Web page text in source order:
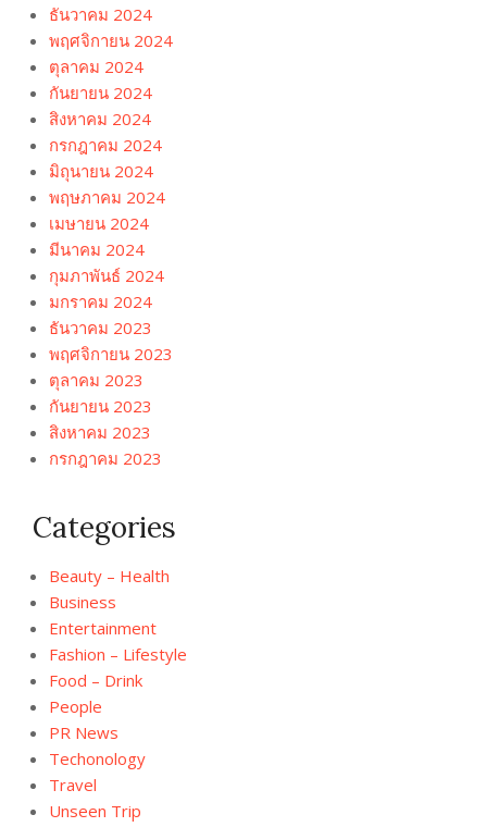
ธันวาคม 2024
พฤศจิกายน 2024
ตุลาคม 2024
กันยายน 2024
สิงหาคม 2024
กรกฎาคม 2024
มิถุนายน 2024
พฤษภาคม 2024
เมษายน 2024
มีนาคม 2024
กุมภาพันธ์ 2024
มกราคม 2024
ธันวาคม 2023
พฤศจิกายน 2023
ตุลาคม 2023
กันยายน 2023
สิงหาคม 2023
กรกฎาคม 2023
Categories
Beauty – Health
Business
Entertainment
Fashion – Lifestyle
Food – Drink
People
PR News
Techonology
Travel
Unseen Trip